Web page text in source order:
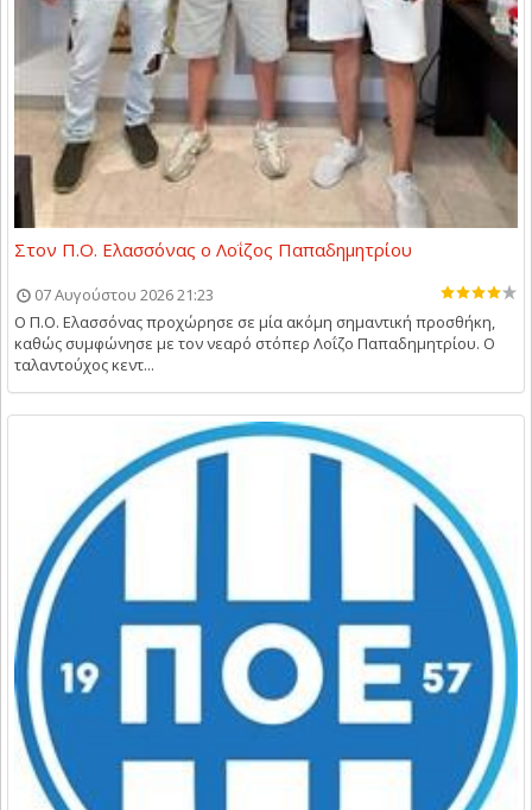
Στον Π.Ο. Ελασσόνας ο Λοΐζος Παπαδημητρίου
07 Αυγούστου 2026 21:23
Ο Π.Ο. Ελασσόνας προχώρησε σε μία ακόμη σημαντική προσθήκη,
καθώς συμφώνησε με τον νεαρό στόπερ Λοΐζο Παπαδημητρίου. Ο
ταλαντούχος κεντ...